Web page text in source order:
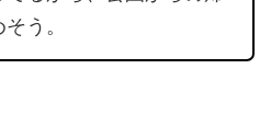
う。